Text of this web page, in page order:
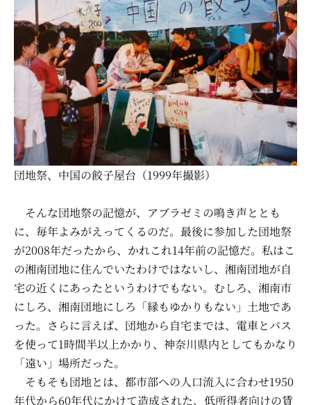
団地祭、中国の餃子屋台（1999年撮影）
そんな団地祭の記憶が、アブラゼミの鳴き声ととも
に、毎年よみがえってくるのだ。最後に参加した団地祭
が2008年だったから、かれこれ14年前の記憶だ。私はこ
の湘南団地に住んでいたわけではないし、湘南団地が自
宅の近くにあったというわけでもない。むしろ、湘南市
にしろ、湘南団地にしろ「縁もゆかりもない」土地であ
った。さらに言えば、団地から自宅までは、電車とバス
を使って1時間半以上かかり、神奈川県内としてもかなり
「遠い」場所だった。
そもそも団地とは、都市部への人口流入に合わせ1950
年代から60年代にかけて造成された、低所得者向けの賃